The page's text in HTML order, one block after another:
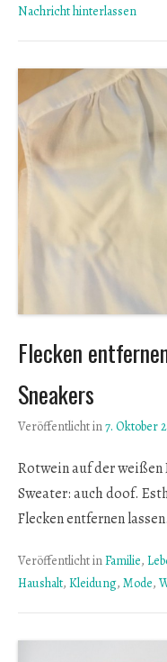
Nachricht hinterlassen
Flecken
Sneakers
Veröffentlicht in7. Oktober
Rotwein auf der weißen
Sweater: auch doof.
Flecken entfernen lassen.
Veröffentlicht inFamilie,
Haushalt, Kleidung, Mode,